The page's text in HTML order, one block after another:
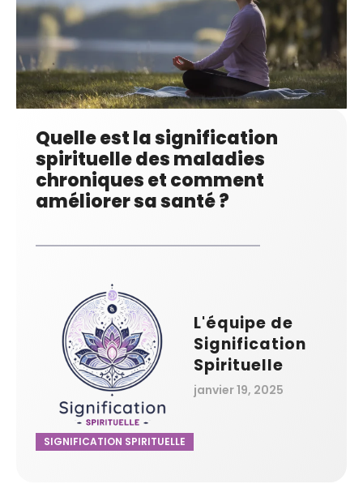
Quelle est la signification
spirituelle des maladies
chroniques et comment
améliorer sa santé ?
L'équipe de
Signification
Spirituelle
janvier 19, 2025
SIGNIFICATION SPIRITUELLE